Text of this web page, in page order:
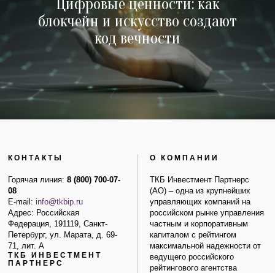
Цифровые ценности: как
блокчейн и искусство создают
код вечности
КОНТАКТЫ
Горячая линия:8 (800) 700-07-
08
E-mail:info@tkbip.ru
Адрес: Российская
Федерация, 191119, Санкт-
Петербург, ул. Марата, д. 69-
71, лит. А
ТКБ ИНВЕСТМЕНТ
ПАРТНЕРС
О КОМПАНИИ
ТКБ Инвестмент Партнерс
(АО) – одна из крупнейших
управляющих компаний на
российском рынке управления
частным и корпоративным
капиталом с рейтингом
максимальной надежности от
ведущего российского
рейтингового агентства